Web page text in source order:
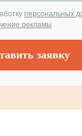
персональных
рекламы
заявку